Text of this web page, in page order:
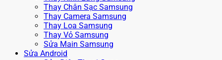
Thay Chân Sạc Samsung
Thay Camera Samsung
Thay Loa Samsung
Thay Vỏ Samsung
Sửa Main Samsung
Sửa Android